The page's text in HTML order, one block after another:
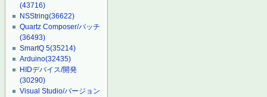
(43716)
NSString(36622)
Quartz Composer/パッチ
(36493)
SmartQ 5(35214)
Arduino(32435)
HIDデバイス/開発
(30290)
Visual Studio/バージョン